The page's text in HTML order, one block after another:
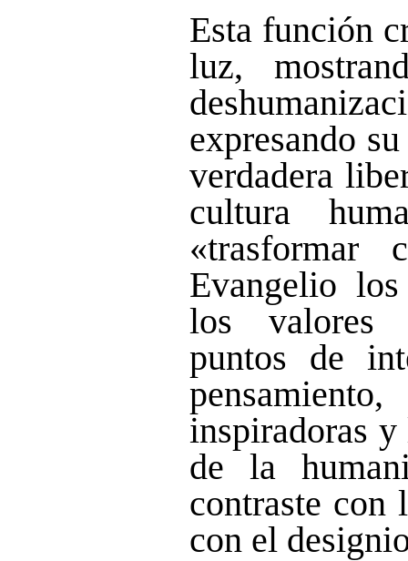
Esta función
luz,
expresando
verdadera
cultura
Evangelio
los valores
puntos de
inspiradoras
de la
contraste con
con el